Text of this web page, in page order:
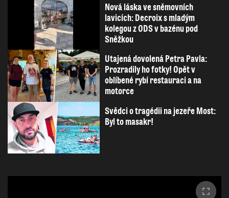
Nová láska ve sněmovních
lavicích: Decroix s mladým
kolegou z ODS v bazénu pod
Sněžkou
Utajená dovolená Petra Pavla:
Prozradily ho fotky! Opět v
oblíbené rybí restauraci a na
motorce
Svědci o tragédii na jezeře Most:
Byl to masakr!